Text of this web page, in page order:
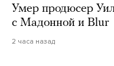
Умер продюсер
с Мадонной и Blur
2 часа назад